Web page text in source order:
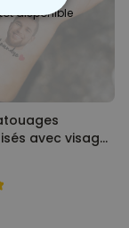
disponible
avec visage